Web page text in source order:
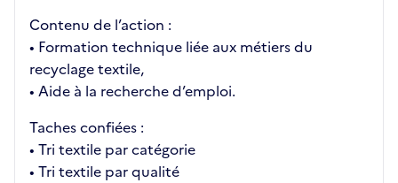
Contenu de l’action :
• Formation technique liée aux métiers du
recyclage textile,
• Aide à la recherche d’emploi.
Taches confiées :
• Tri textile par catégorie
• Tri textile par qualité